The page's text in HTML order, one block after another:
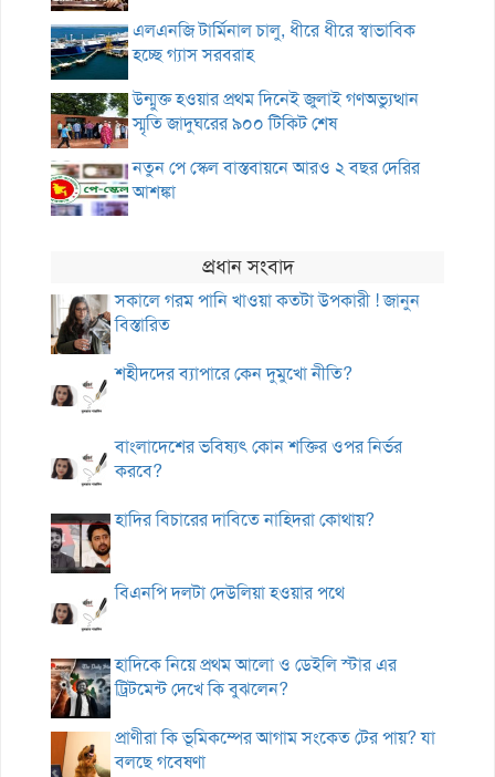
এলএনজি টার্মিনাল চালু, ধীরে ধীরে স্বাভাবিক
হচ্ছে গ্যাস সরবরাহ
উন্মুক্ত হওয়ার প্রথম দিনেই জুলাই গণঅভ্যুত্থান
স্মৃতি জাদুঘরের ৯০০ টিকিট শেষ
নতুন পে স্কেল বাস্তবায়নে আরও ২ বছর দেরির
আশঙ্কা
প্রধান সংবাদ
সকালে গরম পানি খাওয়া কতটা উপকারী ! জানুন
বিস্তারিত
শহীদদের ব্যাপারে কেন দুমুখো নীতি?
বাংলাদেশের ভবিষ্যৎ কোন শক্তির ওপর নির্ভর
করবে?
হাদির বিচারের দাবিতে নাহিদরা কোথায়?
বিএনপি দলটা দেউলিয়া হওয়ার পথে
হাদিকে নিয়ে প্রথম আলো ও ডেইলি স্টার এর
ট্রিটমেন্ট দেখে কি বুঝলেন?
প্রাণীরা কি ভূমিকম্পের আগাম সংকেত টের পায়? যা
বলছে গবেষণা